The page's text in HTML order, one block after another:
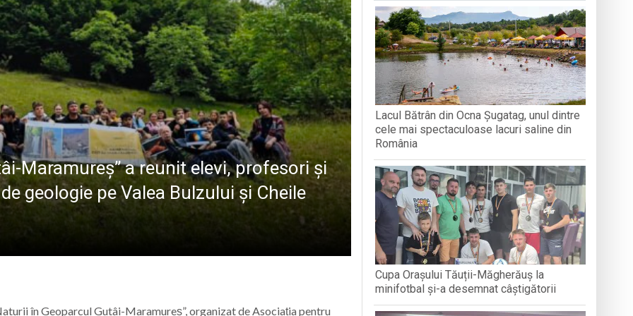
față în față cu adversari de elită la campionatul derulat în cadrul Grand Prix România
Maicii Domnului” în Parohia Șieu: Aproape 100 de copii au participat la activități
Mare, vizitat de numeroși turiști din țară și străinătate
inaugurat Stadionul „23 August” din Baia Mare
BAVAREZE PE CÂMPIA TINERETULUI
Maramureș” a reunit elevi, profesori și
geologie pe Valea Bulzului și Cheile
în Geoparcul Gutâi-Maramureș”, organizat de Asociația pentru
Lacul Bătrân din Ocna Șugatag, unul dintre
cele mai spectaculoase lacuri saline din
România
Cupa Orașului Tăuții-Măgherăuș la
minifotbal și-a desemnat câștigătorii